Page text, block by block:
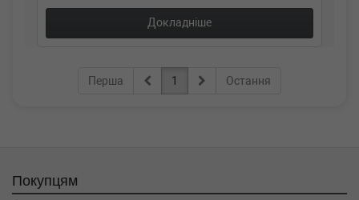
Докладніше
Перша 1 Остання
Покупцям